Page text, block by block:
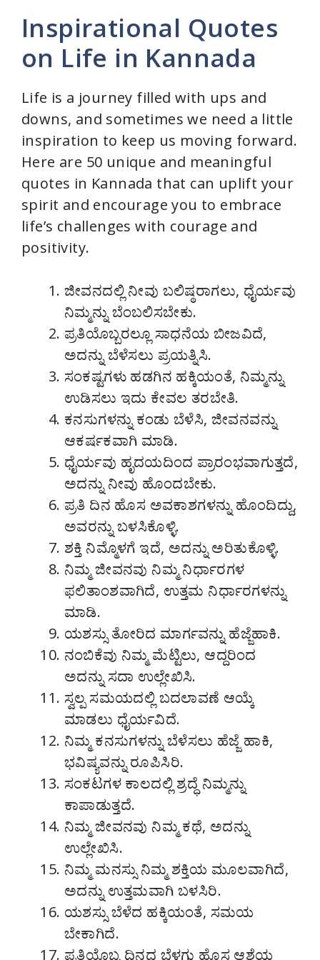
V
d
e
o
Inspirational Quotes
on Life in Kannada
Life is a journey filled with ups and
downs, and sometimes we need a little
inspiration to keep us moving forward.
Here are 50 unique and meaningful
quotes in Kannada that can uplift your
spirit and encourage you to embrace
life’s challenges with courage and
positivity.
ಜೀವನದಲ್ಲಿ ನೀವು ಬಲಿಷ್ಠರಾಗಲು, ಧೈರ್ಯವು
ನಿಮ್ಮನ್ನು ಬೆಂಬಲಿಸಬೇಕು.
ಪ್ರತಿಯೊಬ್ಬರಲ್ಲೂ ಸಾಧನೆಯ ಬೀಜವಿದೆ,
ಅದನ್ನು ಬೆಳೆಸಲು ಪ್ರಯತ್ನಿಸಿ.
ಸಂಕಷ್ಟಗಳು ಹಡಗಿನ ಹಕ್ಕಿಯಂತೆ, ನಿಮ್ಮನ್ನು
ಉಡಿಸಲು ಇದು ಕೇವಲ ತರಬೇತಿ.
ಕನಸುಗಳನ್ನು ಕಂಡು ಬೆಳೆಸಿ, ಜೀವನವನ್ನು
ಆಕರ್ಷಕವಾಗಿ ಮಾಡಿ.
ಧೈರ್ಯವು ಹೃದಯದಿಂದ ಪ್ರಾರಂಭವಾಗುತ್ತದೆ,
ಅದನ್ನು ನೀವು ಹೊಂದಬೇಕು.
ಪ್ರತಿ ದಿನ ಹೊಸ ಅವಕಾಶಗಳನ್ನು ಹೊಂದಿದ್ದು,
ಅವರನ್ನು ಬಳಸಿಕೊಳ್ಳಿ.
ಶಕ್ತಿ ನಿಮ್ಮೊಳಗೆ ಇದೆ, ಅದನ್ನು ಅರಿತುಕೊಳ್ಳಿ.
ನಿಮ್ಮ ಜೀವನವು ನಿಮ್ಮ ನಿರ್ಧಾರಗಳ
ಫಲಿತಾಂಶವಾಗಿದೆ, ಉತ್ತಮ ನಿರ್ಧಾರಗಳನ್ನು
ಮಾಡಿ.
ಯಶಸ್ಸು ತೋರಿದ ಮಾರ್ಗವನ್ನು ಹೆಜ್ಜೆಹಾಕಿ.
ನಂಬಿಕೆವು ನಿಮ್ಮ ಮೆಟ್ಟಿಲು, ಆದ್ದರಿಂದ
ಅದನ್ನು ಸದಾ ಉಲ್ಲೇಖಿಸಿ.
ಸ್ವಲ್ಪ ಸಮಯದಲ್ಲಿ ಬದಲಾವಣೆ ಆಯ್ಕೆ
ಮಾಡಲು ಧೈರ್ಯವಿದೆ.
ನಿಮ್ಮ ಕನಸುಗಳನ್ನು ಬೆಳೆಸಲು ಹೆಜ್ಜೆ ಹಾಕಿ,
ಭವಿಷ್ಯವನ್ನು ರೂಪಿಸಿರಿ.
ಸಂಕಟಗಳ ಕಾಲದಲ್ಲಿ ಶ್ರದ್ಧೆ ನಿಮ್ಮನ್ನು
ಕಾಪಾಡುತ್ತದೆ.
ನಿಮ್ಮ ಜೀವನವು ನಿಮ್ಮ ಕಥೆ, ಅದನ್ನು
ಉಲ್ಲೇಖಿಸಿ.
ನಿಮ್ಮ ಮನಸ್ಸು ನಿಮ್ಮ ಶಕ್ತಿಯ ಮೂಲವಾಗಿದೆ,
ಅದನ್ನು ಉತ್ತಮವಾಗಿ ಬಳಸಿರಿ.
ಯಶಸ್ಸು ಬೆಳೆದ ಹಕ್ಕಿಯಂತೆ, ಸಮಯ
ಬೇಕಾಗಿದೆ.
ಪ್ರತಿಯೊಬ್ಬ ದಿನದ ಬೆಳಗು ಹೊಸ ಆಶೆಯ